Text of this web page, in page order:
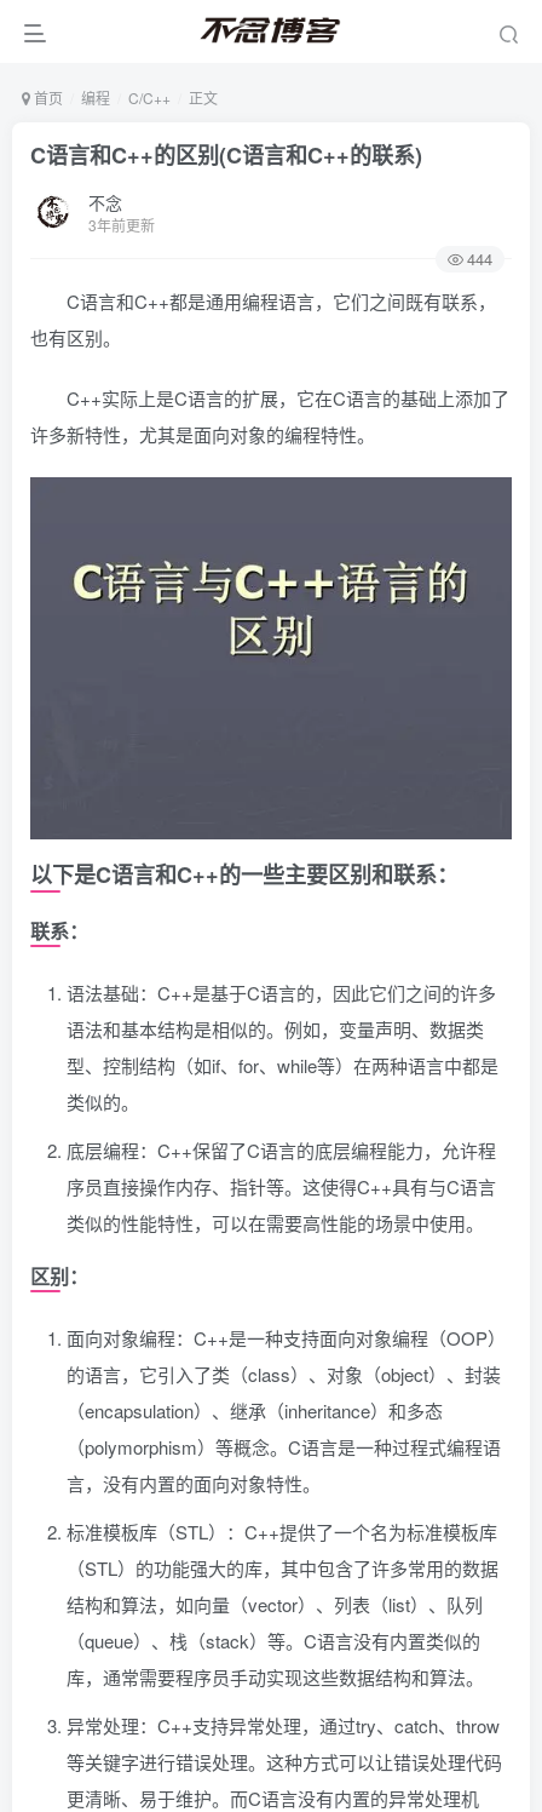
首页 编程 C/C++ 正文
C语言和C++的区别(C语言和C++的联系)
不念
3年前更新
444
C语言和C++都是通用编程语言，它们之间既有联系，
也有区别。
C++实际上是C语言的扩展，它在C语言的基础上添加了
许多新特性，尤其是面向对象的编程特性。
以下是C语言和C++的一些主要区别和联系：
联系：
语法基础：C++是基于C语言的，因此它们之间的许多
语法和基本结构是相似的。例如，变量声明、数据类
型、控制结构（如if、for、while等）在两种语言中都是
类似的。
底层编程：C++保留了C语言的底层编程能力，允许程
序员直接操作内存、指针等。这使得C++具有与C语言
类似的性能特性，可以在需要高性能的场景中使用。
区别：
面向对象编程：C++是一种支持面向对象编程（OOP）
的语言，它引入了类（class）、对象（object）、封装
（encapsulation）、继承（inheritance）和多态
（polymorphism）等概念。C语言是一种过程式编程语
言，没有内置的面向对象特性。
标准模板库（STL）：C++提供了一个名为标准模板库
（STL）的功能强大的库，其中包含了许多常用的数据
结构和算法，如向量（vector）、列表（list）、队列
（queue）、栈（stack）等。C语言没有内置类似的
库，通常需要程序员手动实现这些数据结构和算法。
异常处理：C++支持异常处理，通过try、catch、throw
等关键字进行错误处理。这种方式可以让错误处理代码
更清晰、易于维护。而C语言没有内置的异常处理机